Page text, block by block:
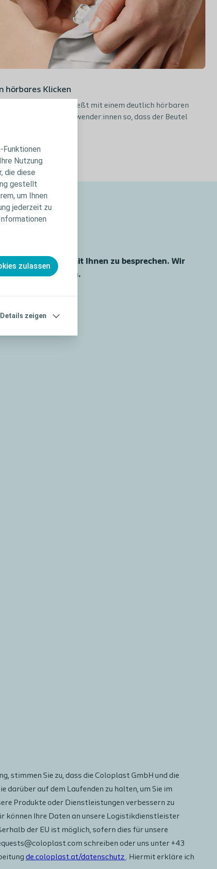
Funktionen
Nutzung
die diese
gestellt
um Ihnen
jederzeit zu
zulassen
Details zeigen
hörbares Klicken
Verschlussring schließt mit einem deutlich hörbaren
und zeigt den Anwender:innen so, dass der Beutel
Auswahl mit Ihnen zu besprechen. Wir
losschicken.
stimmen Sie zu, dass die Coloplast GmbH und die
auf dem Laufenden zu halten, um Sie im
Produkte oder Dienstleistungen verbessern zu
können Ihre Daten an unsere Logistikdienstleister
der EU ist möglich, sofern dies für unsere
schreiben oder uns unter +43
de.coloplast.at/datenschutz . Hiermit erkläre ich